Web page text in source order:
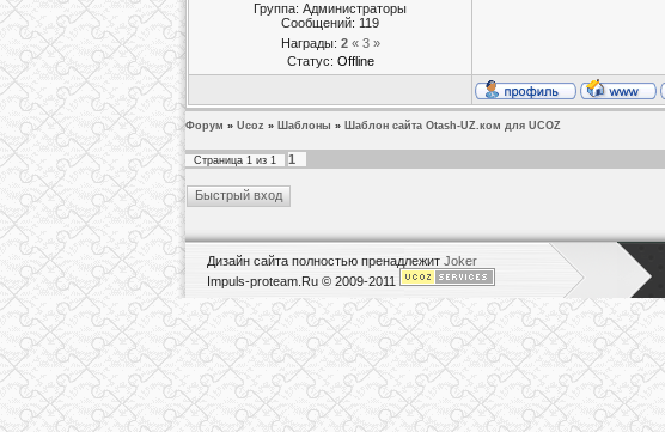
Группа: Администраторы
Сообщений: 119
Награды: 2 « 3 »
Статус: Offline
Форум » Ucoz » Шаблоны » Шаблон сайта Otash-UZ.ком для UCOZ
Страница 1 из 1 1
Дизайн сайта полностью пренадлежит Joker
Impuls-proteam.Ru © 2009-2011